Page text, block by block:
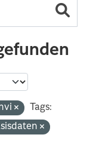
Tags: